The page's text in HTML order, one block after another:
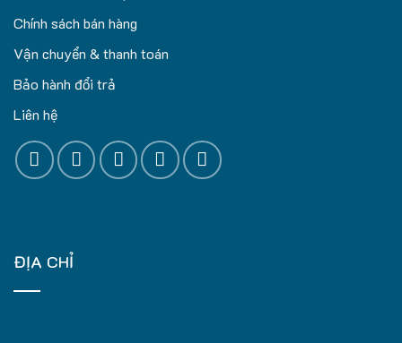
Chính sách bán hàng
Vận chuyển & thanh toán
Bảo hành đổi trả
Liên hệ
ĐỊA CHỈ